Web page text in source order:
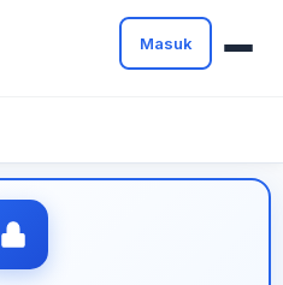
Masuk
kunci pencocokan